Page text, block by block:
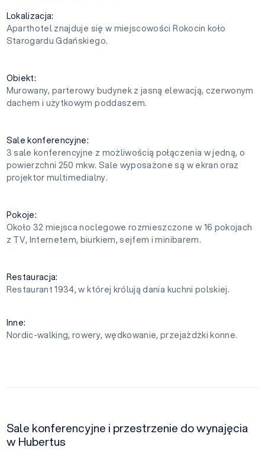
Lokalizacja:
Aparthotel znajduje się w miejscowości Rokocin koło
Starogardu Gdańskiego.
Obiekt:
Murowany, parterowy budynek z jasną elewacją, czerwonym
dachem i użytkowym poddaszem.
Sale konferencyjne:
3 sale konferencyjne z możliwością połączenia w jedną, o
powierzchni 250 mkw. Sale wyposażone są w ekran oraz
projektor multimedialny.
Pokoje:
Około 32 miejsca noclegowe rozmieszczone w 16 pokojach
z TV, Internetem, biurkiem, sejfem i minibarem.
Restauracja:
Restaurant 1934, w której królują dania kuchni polskiej.
Inne:
Nordic-walking, rowery, wędkowanie, przejażdżki konne.
Sale konferencyjne i przestrzenie do wynajęcia
w Hubertus